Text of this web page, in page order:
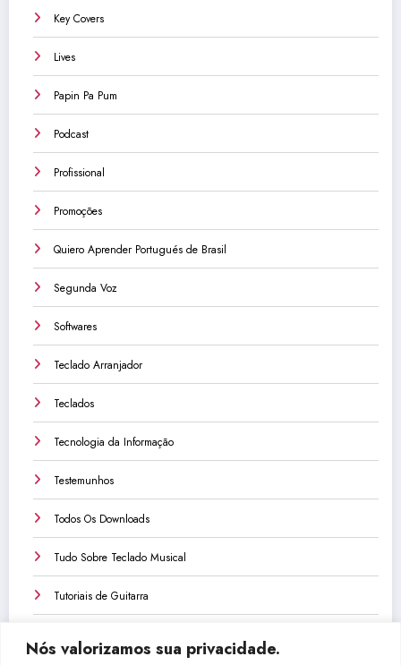
Nós valorizamos sua privacidade.
Key Covers
Lives
Papin Pa Pum
Podcast
Profissional
Promoções
Quiero Aprender Portugués de Brasil
Segunda Voz
Softwares
Teclado Arranjador
Teclados
Tecnologia da Informação
Testemunhos
Todos Os Downloads
Tudo Sobre Teclado Musical
Tutoriais de Guitarra